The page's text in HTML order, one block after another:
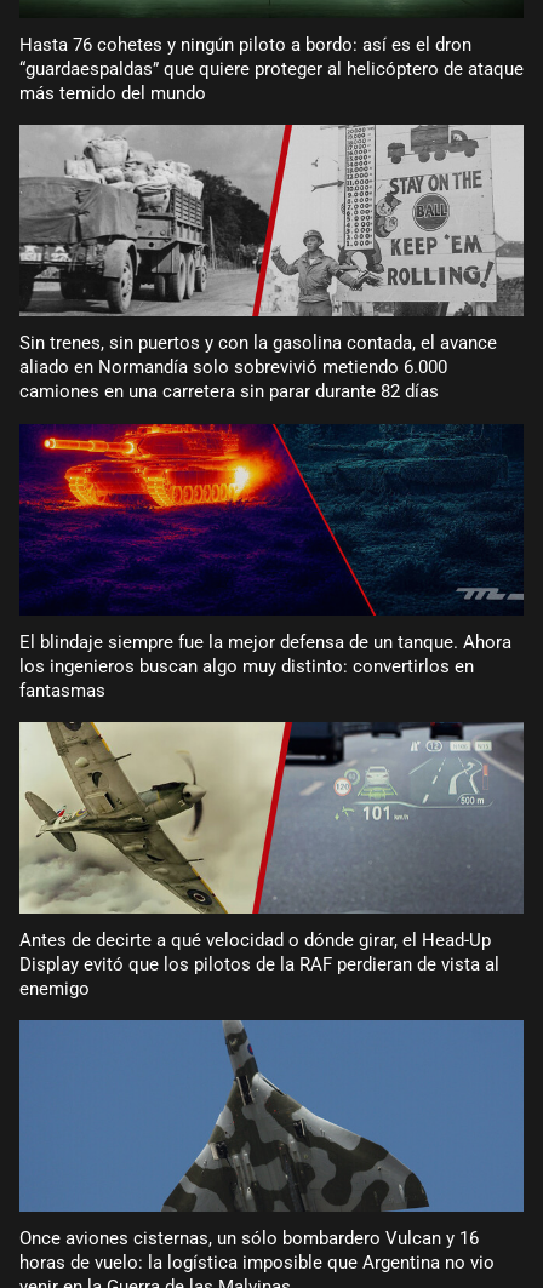
Hasta 76 cohetes y ningún piloto a bordo: así es el dron
“guardaespaldas” que quiere proteger al helicóptero de ataque
más temido del mundo
Sin trenes, sin puertos y con la gasolina contada, el avance
aliado en Normandía solo sobrevivió metiendo 6.000
camiones en una carretera sin parar durante 82 días
El blindaje siempre fue la mejor defensa de un tanque. Ahora
los ingenieros buscan algo muy distinto: convertirlos en
fantasmas
Antes de decirte a qué velocidad o dónde girar, el Head-Up
Display evitó que los pilotos de la RAF perdieran de vista al
enemigo
Once aviones cisternas, un sólo bombardero Vulcan y 16
horas de vuelo: la logística imposible que Argentina no vio